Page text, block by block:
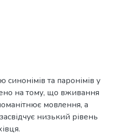
та паронімів у
на тому, що вживання
мовлення, а
низький рівень